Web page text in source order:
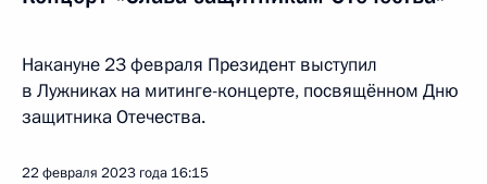
Накануне 23 февраля Президент выступил
в Лужниках на митинге-концерте, посвящённом Дню
защитника Отечества.
22 февраля 2023 года 16:15